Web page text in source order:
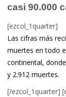
casi 90.000
[ezcol_1quarter]
Las cifras más
muertes en todo
continental,
y 2.912 muertes.
[/ezcol_1quarter]